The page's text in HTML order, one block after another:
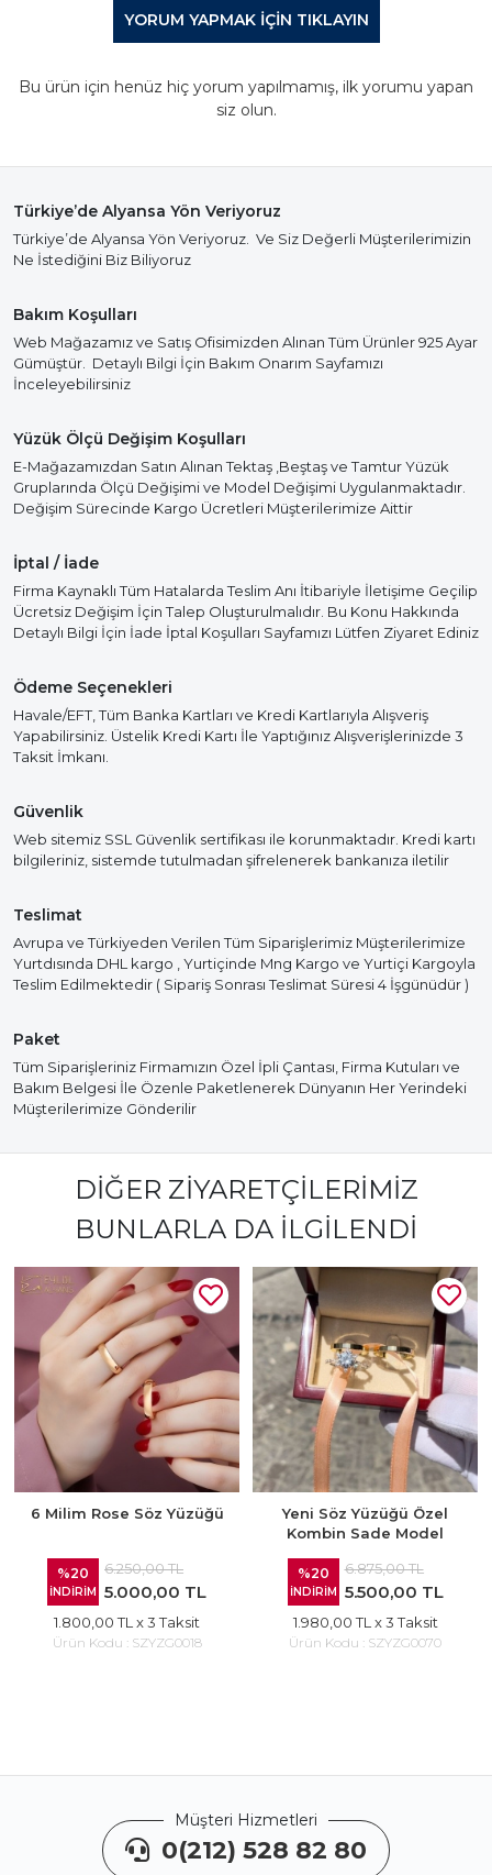
YORUM YAPMAK IÇIN TIKLAYIN
Bu ürün için henüz hiç yorum yapılmamış, ilk yorumu yapan
siz olun.
Türkiye’de Alyansa Yön Veriyoruz
Türkiye’de Alyansa Yön Veriyoruz. Ve Siz Değerli Müşterilerimizin
Ne İstediğini Biz Biliyoruz
Bakım Koşulları
Web Mağazamız ve Satış Ofisimizden Alınan Tüm Ürünler 925 Ayar
Gümüştür. Detaylı Bilgi İçin Bakım Onarım Sayfamızı
İnceleyebilirsiniz
Yüzük Ölçü Değişim Koşulları
E-Mağazamızdan Satın Alınan Tektaş ,Beştaş ve Tamtur Yüzük
Gruplarında Ölçü Değişimi ve Model Değişimi Uygulanmaktadır.
Değişim Sürecinde Kargo Ücretleri Müşterilerimize Aittir
İptal / İade
Firma Kaynaklı Tüm Hatalarda Teslim Anı İtibariyle İletişime Geçilip
Ücretsiz Değişim İçin Talep Oluşturulmalıdır. Bu Konu Hakkında
Detaylı Bilgi İçin İade İptal Koşulları Sayfamızı Lütfen Ziyaret Ediniz
Ödeme Seçenekleri
Havale/EFT, Tüm Banka Kartları ve Kredi Kartlarıyla Alışveriş
Yapabilirsiniz. Üstelik Kredi Kartı İle Yaptığınız Alışverişlerinizde 3
Taksit İmkanı.
Güvenlik
Web sitemiz SSL Güvenlik sertifikası ile korunmaktadır. Kredi kartı
bilgileriniz, sistemde tutulmadan şifrelenerek bankanıza iletilir
Teslimat
Avrupa ve Türkiyeden Verilen Tüm Siparişlerimiz Müşterilerimize
Yurtdısında DHL kargo , Yurtiçinde Mng Kargo ve Yurtiçi Kargoyla
Teslim Edilmektedir ( Sipariş Sonrası Teslimat Süresi 4 İşgünüdür )
Paket
Tüm Siparişleriniz Firmamızın Özel İpli Çantası, Firma Kutuları ve
Bakım Belgesi İle Özenle Paketlenerek Dünyanın Her Yerindeki
Müşterilerimize Gönderilir
DIĞER ZIYARETÇILERIMIZ
BUNLARLA DA İLGILENDI
6 Milim Rose Söz Yüzüğü
%20
İNDİRİM
6.250,00 TL
5.000,00 TL
1.800,00 TL x 3 Taksit
Ürün Kodu : SZYZG0018
Yeni Söz Yüzüğü Özel
Kombin Sade Model
%20
İNDİRİM
6.875,00 TL
5.500,00 TL
1.980,00 TL x 3 Taksit
Ürün Kodu : SZYZG0070
Müşteri Hizmetleri
0(212) 528 82 80